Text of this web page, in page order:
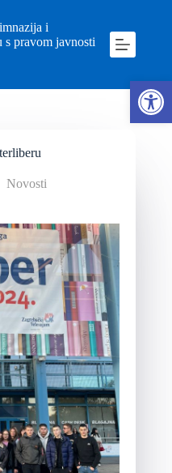
i
s pravom javnosti
Novosti